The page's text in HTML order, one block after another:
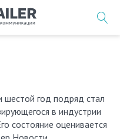
в индустрии
состояние оценивается